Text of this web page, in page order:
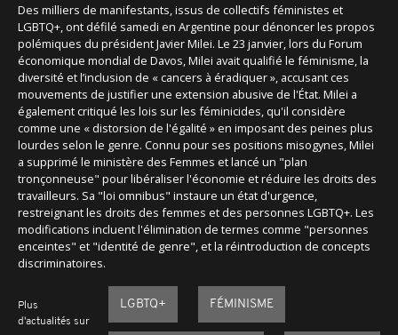
Des milliers de manifestants, issus de collectifs féministes et
LGBTQ+, ont défilé samedi en Argentine pour dénoncer les propos
polémiques du président Javier Milei. Le 23 janvier, lors du Forum
économique mondial de Davos, Milei avait qualifié le féminisme, la
diversité et l’inclusion de « cancers à éradiquer », accusant ces
mouvements de justifier une extension abusive de l'État. Milei a
également critiqué les lois sur les féminicides, qu'il considère
comme une « distorsion de l'égalité » en imposant des peines plus
lourdes selon le genre. Connu pour ses positions misogynes, Milei
a supprimé le ministère des Femmes et lancé un "plan
tronçonneuse" pour libéraliser l'économie et réduire les droits des
travailleurs. Sa "loi omnibus" instaure un état d'urgence,
restreignant les droits des femmes et des personnes LGBTQ+. Les
modifications incluent l'élimination de termes comme "personnes
enceintes" et "identité de genre", et la réintroduction de concepts
discriminatoires.
Plus
d'actualités sur
LGBTQ+ FÉMINISME